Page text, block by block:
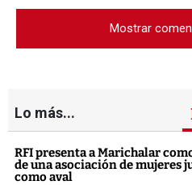
Mostrar
Lo más...
RFI presenta a Marichalar
de una asociación de mujeres
como aval